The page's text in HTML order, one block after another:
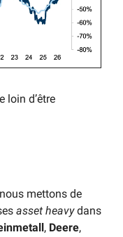
loin d’être
mettons de
asset heavydans
, Deere,